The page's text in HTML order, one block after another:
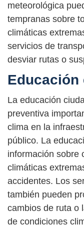
meteorológica
tempranas sobre
climáticas
servicios de
desviar rutas o
Educación
La educación
preventiva
clima en la
público. La
información sobre
climáticas
accidentes. Los
también pueden
cambios de ruta o
de condiciones